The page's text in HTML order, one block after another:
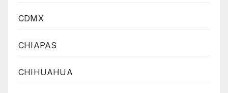
CDMX
CHIAPAS
CHIHUAHUA